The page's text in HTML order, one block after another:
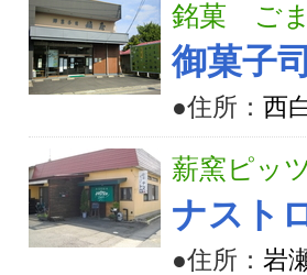
銘菓 ご
御菓子
●住所： 西
薪窯ピッ
ナスト
●住所： 岩